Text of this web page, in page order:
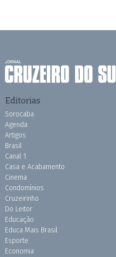
Editorias
Sorocaba
Agenda
Artigos
Brasil
Canal 1
Casa e Acabamento
Cinema
Condomínios
Cruzeirinho
Do Leitor
Educação
Educa Mais Brasil
Esporte
Economia